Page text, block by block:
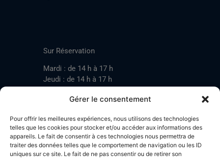
Gérer le consentement
Pour offrir les meilleures expériences, nous utilisons des technologies
telles que les cookies pour stocker et/ou accéder aux informations des
appareils. Le fait de consentir à ces technologies nous permettra de
traiter des données telles que le comportement de navigation ou les ID
uniques sur ce site. Le fait de ne pas consentir ou de retirer son
Sur Réservation
Mardi : de 14 h à 17 h
Jeudi : de 14 h à 17 h
Mardi : de 17 h à 20 h
Jeudi : de 17 h à 20 h
Samedi : de 14 h à 17 h